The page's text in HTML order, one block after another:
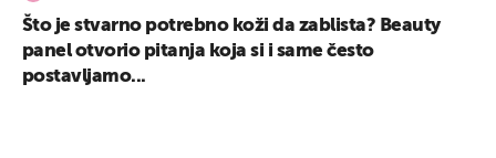
Što je stvarno potrebno koži da zablista? Beauty
panel otvorio pitanja koja si i same često
postavljamo...